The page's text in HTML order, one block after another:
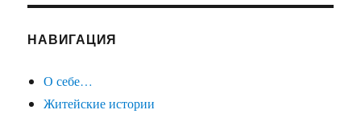
НАВИГАЦИЯ
О себе…
Житейские истории